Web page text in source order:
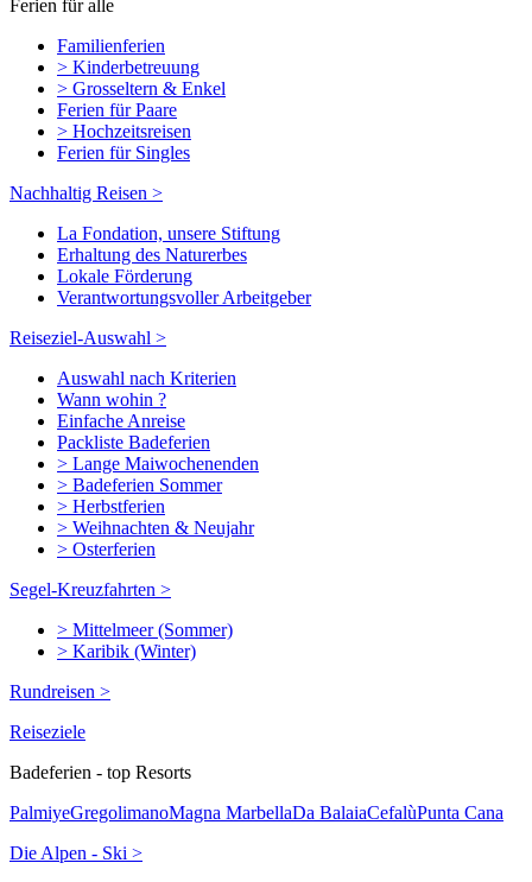
Ferien für alle
Familienferien
> Kinderbetreuung
> Grosseltern & Enkel
Ferien für Paare
> Hochzeitsreisen
Ferien für Singles
Nachhaltig Reisen >
La Fondation, unsere Stiftung
Erhaltung des Naturerbes
Lokale Förderung
Verantwortungsvoller Arbeitgeber
Reiseziel-Auswahl >
Auswahl nach Kriterien
Wann wohin ?
Einfache Anreise
Packliste Badeferien
> Lange Maiwochenenden
> Badeferien Sommer
> Herbstferien
> Weihnachten & Neujahr
> Osterferien
Segel-Kreuzfahrten >
> Mittelmeer (Sommer)
> Karibik (Winter)
Rundreisen >
Reiseziele
Badeferien - top Resorts
PalmiyeGregolimanoMagna MarbellaDa BalaiaCefalùPunta Cana
Die Alpen - Ski >